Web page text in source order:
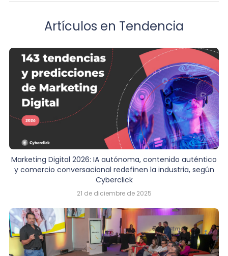
Artículos en Tendencia
Marketing Digital 2026: IA autónoma, contenido auténtico
y comercio conversacional redefinen la industria, según
Cyberclick
21 de diciembre de 2025